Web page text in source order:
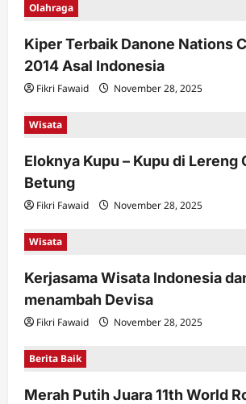
Olahraga
Kiper Terbaik Danone Nations
2014 Asal Indonesia
Fikri Fawaid November 28, 2025
Wisata
Eloknya Kupu – Kupu di Lereng
Betung
Fikri Fawaid November 28, 2025
Wisata
Kerjasama Wisata Indonesia
menambah Devisa
Fikri Fawaid November 28, 2025
Berita Baik
Merah Putih Juara 11th World